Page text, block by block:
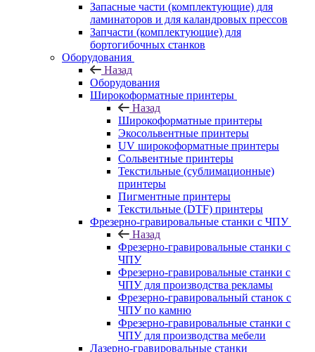
Запасные части (комплектующие) для
ламинаторов и для каландровых прессов
Запчасти (комплектующие) для
бортогибочных станков
Оборудования
Назад
Оборудования
Широкоформатные принтеры
Назад
Широкоформатные принтеры
Экосольвентные принтеры
UV широкоформатные принтеры
Сольвентные принтеры
Текстильные (сублимационные)
принтеры
Пигментные принтеры
Текстильные (DTF) принтеры
Фрезерно-гравировальные станки с ЧПУ
Назад
Фрезерно-гравировальные станки с
ЧПУ
Фрезерно-гравировальные станки с
ЧПУ для производства рекламы
Фрезерно-гравировальный станок с
ЧПУ по камню
Фрезерно-гравировальные станки с
ЧПУ для производства мебели
Лазерно-гравировальные станки